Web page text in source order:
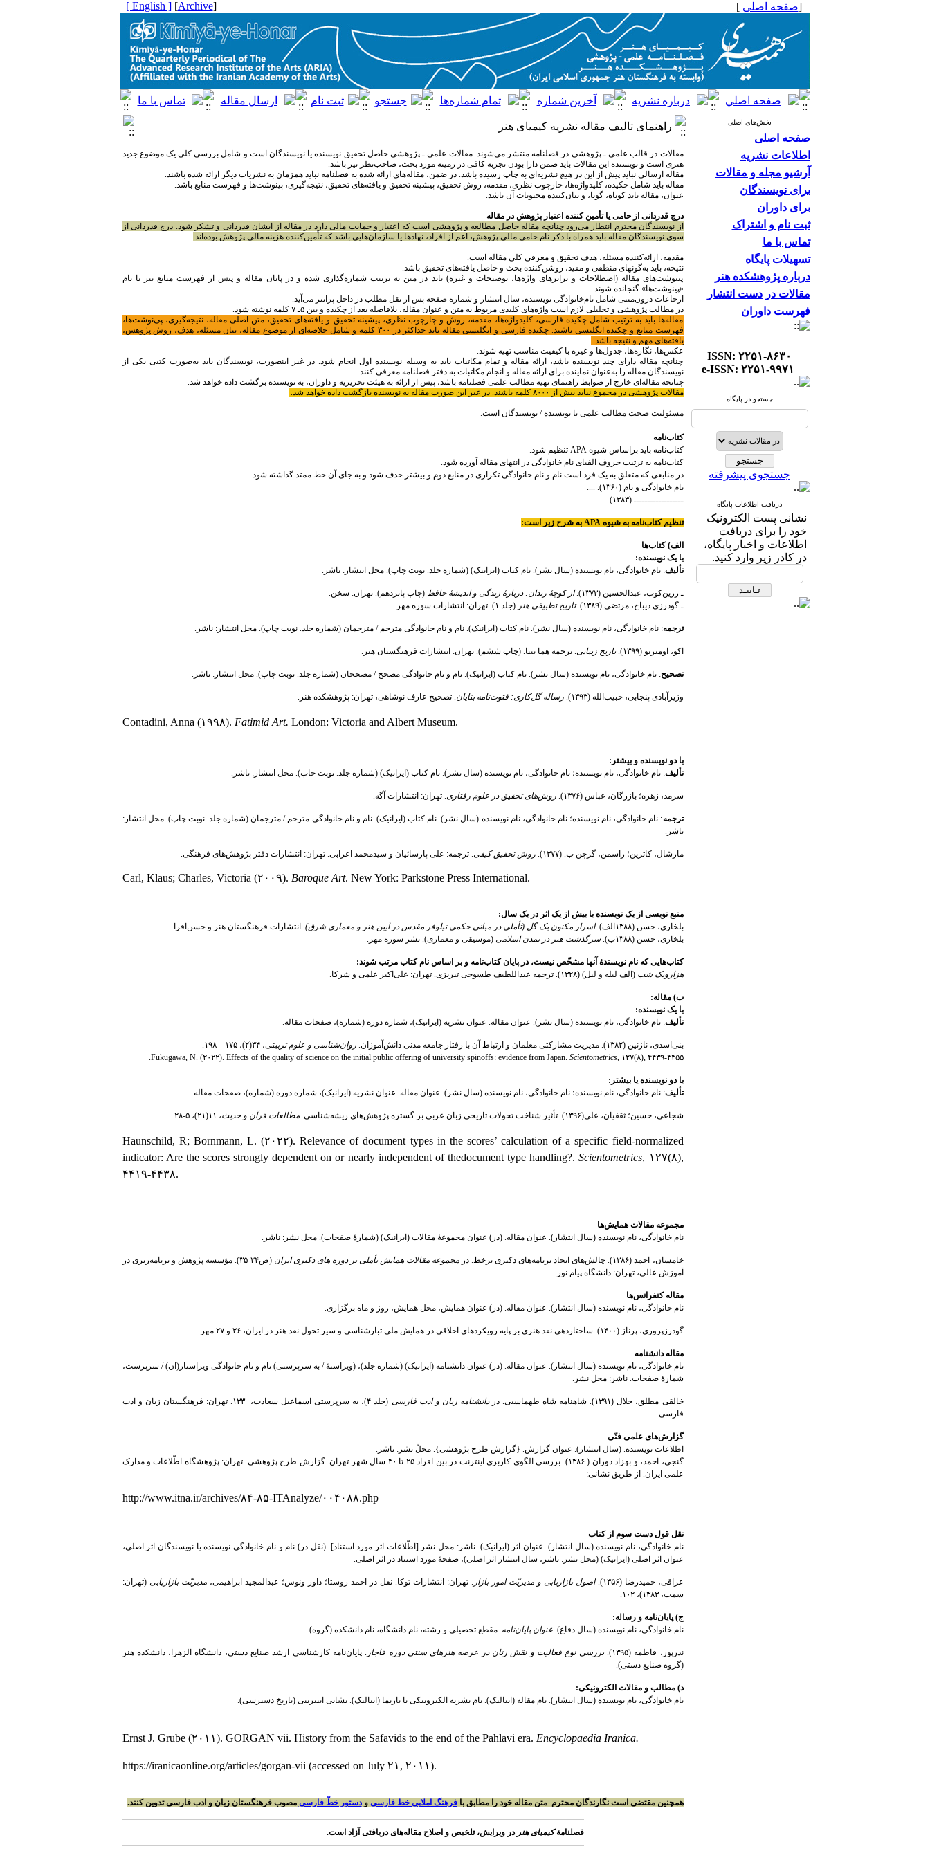
[صفحه اصلی ]
[
Archive
]
[ English ]
بخش‌های اصلی
صفحه اصلی
اطلاعات نشریه
آرشیو مجله و مقالات
برای نویسندگان
برای داوران
ثبت نام و اشتراک
تماس با ما
تسهیلات پایگاه
درباره پژوهشکده هنر
مقالات در دست انتشار
فهرست داوران
ISSN: ۲۲۵۱-۸۶۳۰
e-ISSN: ۲۲۵۱-۹۹۷۱
جستجو در پایگاه
جستجوی پیشرفته
دریافت اطلاعات پایگاه
نشانی پست الکترونیک
خود را برای دریافت
اطلاعات و اخبار پایگاه،
در کادر زیر وارد کنید.
راهنمای تالیف مقاله نشریه کیمیای هنر
مقالات در قالب علمی ـ پژوهشی در فصلنامه منتشر می‌شوند. مقالات علمی ـ پژوهشی حاصل تحقیق نویسنده یا نویسندگان است و شامل بررسی کلی یک موضوع جدید
هنری است و نویسنده این مقالات باید ضمن دارا بودن تجربه کافی در زمینه مورد بحث، صاحب‌نظر نیز باشد.
مقاله ارسالی نباید پیش از این در هیچ نشریه‌ای به چاپ رسیده باشد. در ضمن، مقاله‌های ارائه شده به فصلنامه نباید همزمان به نشریات دیگر ارائه شده باشند.
مقاله باید شامل چکیده، کلیدواژه‌ها، چارچوب نظری، مقدمه، روش تحقیق، پیشینه تحقیق و یافته‌های تحقیق، نتیجه‌گیری، پینوشت‌ها و فهرست منابع باشد.
عنوان، مقاله باید کوتاه، گویا، و بیان‌کننده محتویات آن باشد.
درج قدردانی از حامی یا تأمین کننده اعتبار پژوهش در مقاله
از نویسندگان محترم انتظار می‌رود چنانچه مقاله حاصل مطالعه و پژوهشی است که اعتبار و حمایت مالی دارد در مقاله از ایشان قدردانی و تشکر شود. درج قدردانی از
سوی نویسندگان مقاله باید همراه با ذکر نام حامی مالی پژوهش، اعم از افراد، نهادها یا سازمان‌هایی باشد که تأمین‌کننده هزینه مالی پژوهش بوده‌اند.
مقدمه، ارائه‌کننده مسئله، هدف تحقیق و معرفی کلی مقاله است.
نتیجه، باید به‌گونهای منطقی و مفید، روشن‌کننده بحث و حاصل یافته‌های تحقیق باشد.
پینوشت‌های مقاله (اصطلاحات و برابرهای واژه‌ها، توضیحات و غیره) باید در متن به ترتیب شماره‌گذاری شده و در پایان مقاله و پیش از فهرست منابع نیز با نام
«پینوشت‌ها» گنجانده شوند.
ارجاعات درون‌متنی شامل نام‌خانوادگی نویسنده، سال انتشار و شماره صفحه پس از نقل مطلب در داخل پرانتز می‌آید.
در مطالب پژوهشی و تحلیلی لازم است واژه‌های کلیدی مربوط به متن و عنوان مقاله، بلافاصله بعد از چکیده و بین ۵ـ ۷ کلمه نوشته شود.
مقاله‌ها باید به ترتیب شامل چکیده فارسی، کلیدواژه‌ها، مقدمه، روش و چارچوب نظری، پیشینه تحقیق و یافته‌های تحقیق، متن اصلی مقاله، نتیجه‌گیری، پی‌نوشت‌ها،
فهرست منابع و چکیده انگلیسی باشند. چکیده فارسی و انگلیسی مقاله باید حداکثر در ۳۰۰ کلمه و شامل خلاصه‌ای از موضوع مقاله، بیان مسئله، هدف، روش پژوهش،
یافته‌های مهم و نتیجه باشد.
عکس‌ها، نگاره‌ها، جدول‌ها و غیره با کیفیت مناسب تهیه شوند.
چنانچه مقاله دارای چند نویسنده باشد، ارائه مقاله و تمام مکاتبات باید به وسیله نویسنده اول انجام شود. در غیر اینصورت، نویسندگان باید به‌صورت کتبی یکی از
نویسندگان مقاله را به‌عنوان نماینده برای ارائه مقاله و انجام مکاتبات به دفتر فصلنامه معرفی کنند.
چنانچه مقاله‌ای خارج از ضوابط راهنمای تهیه مطالب علمی فصلنامه باشد، پیش از ارائه به هیئت تحریریه و داوران، به نویسنده برگشت داده خواهد شد.
مقالات پژوهشی در مجموع نباید بیش از ۸۰۰۰ کلمه باشند. در غیر این صورت مقاله به نویسنده بازگشت داده خواهد شد.
مسئولیت صحت مطالب علمی با نویسنده / نویسندگان است.
کتاب‌نامه
کتاب‌نامه باید براساس شیوه APA تنظیم شود.
کتاب‌نامه به ترتیب حروف الفبای نام خانوادگی در انتهای مقاله آورده شود.
در منابعی که متعلق به یک فرد است نام و نام خانوادگی تکراری در منابع دوم و بیشتر حذف شود و به جای آن خط ممتد گذاشته شود.
نام خانوادگی و نام (۱۳۶۰). ....
ــــــــــــــــــ (۱۳۸۳). ....
تنظیم کتاب‌نامه به شیوه APA به شرح زیر است:
الف) کتاب‌‌ها
با یک نویسنده:
تألیف: نام خانوادگی، نام نویسنده (سال نشر). نام کتاب (ایرانیک) (شماره جلد. نوبت چاپ). محل انتشار: ناشر.
ـ زرین‌کوب، عبدالحسین (۱۳۷۳). از کوچۀ رندان: دربارۀ زندگی و اندیشۀ حافظ(چاپ پانزدهم). تهران: سخن.
ـ گودرزی دیباج، مرتضی (۱۳۸۹).
تاریخ تطبیقی هنر(جلد ۱). تهران: انتشارات سوره مهر.
ترجمه: نام خانوادگی، نام نویسنده (سال نشر). نام کتاب (ایرانیک). نام و نام خانوادگی مترجم / مترجمان (شماره جلد. نوبت چاپ). محل انتشار: ناشر.
اکو، اومبرتو (۱۳۹۹). تاریخ زیبایی. ترجمه هما بینا. (چاپ ششم). تهران: انتشارات فرهنگستان هنر.
تصحیح: نام خانوادگی، نام نویسنده (سال نشر). نام کتاب (ایرانیک). نام و نام خانوادگی مصحح / مصححان (شماره جلد. نوبت چاپ). محل انتشار: ناشر.
وزیرآبادی پنجابی، حبیب‌الله (۱۳۹۳). رساله گل‌کاری: فتوت‌نامه بنایان. تصحیح عارف نوشاهی، تهران: پژوهشکده هنر.
Contadini, Anna (۱۹۹۸). Fatimid Art. London: Victoria and Albert Museum.
با دو نویسنده و بیشتر:
تألیف: نام خانوادگی، نام نویسنده؛ نام خانوادگی، نام نویسنده (سال نشر). نام کتاب (ایرانیک) (شماره جلد. نوبت چاپ). محل انتشار: ناشر.
سرمد، زهره؛ بازرگان، عباس (۱۳۷۶). روش‌های تحقیق در علوم رفتاری. تهران: انتشارات آگه.
ترجمه: نام خانوادگی، نام نویسنده؛ نام خانوادگی، نام نویسنده (سال نشر). نام کتاب (ایرانیک). نام و نام خانوادگی مترجم / مترجمان (شماره جلد. نوبت چاپ). محل انتشار:
ناشر.
مارشال، کاترین؛ راسمن، گرچن ب. (۱۳۷۷). روش تحقیق کیفی. ترجمه: علی پارسائیان و سیدمحمد اعرابی. تهران: انتشارات دفتر پژوهش‌های فرهنگی.
Carl, Klaus; Charles, Victoria (۲۰۰۹). Baroque Art. New York: Parkstone Press International.
منبع نویسی از یک نویسنده با بیش از یک اثر در یک سال:
بلخاری، حسن (۱۳۸۸الف).
اسرار مکنون یک گل (تأملی در مبانی حکمی نیلوفر مقدس در آیین هنر و معماری شرق). انتشارات فرهنگستان هنر و حسن‌افرا.
بلخاری، حسن (۱۳۸۸ب).
سرگذشت هنر در تمدن اسلامی (موسیقی و معماری). نشر سوره مهر.
کتاب‌‌هایی که نام نویسندۀ آنها مشخّص نیست، در پایان کتاب‌نامه و بر اساس نام کتاب مرتب شوند:
هزارویک شب(الف لیله و لیل) (۱۳۲۸). ترجمه عبداللطیف طسوجی تبریزی. تهران: علی‌‌اکبر علمی و شرکا.
ب) مقاله:
با یک نویسنده:
تألیف: نام خانوادگی، نام نویسنده (سال نشر). عنوان مقاله. عنوان نشریه (ایرانیک)، شماره دوره (شماره)، صفحات مقاله.
بنی‌اسدی، نازنین (۱۳۸۲). مدیریت مشارکتی معلمان و ارتباط آن با رفتار جامعه مدنی دانش‌آموزان. روان‌شناسی و علوم تربیتی، ۳۴(۲)، ۱۷۵ – ۱۹۸.
Fukugawa, N. (۲۰۲۲). Effects of the quality of science on the initial public offering of university spinoffs: evidence from Japan. Scientometrics, ۱۲۷(۸), ۴۴۳۹-۴۴۵۵.
با دو نویسنده یا بیشتر:
تألیف: نام خانوادگی، نام نویسنده؛ نام خانوادگی، نام نویسنده (سال نشر). عنوان مقاله. عنوان نشریه (ایرانیک)، شماره دوره (شماره)، صفحات مقاله.
شجاعی، حسین؛ ثقفیان، علی(۱۳۹۶). تأثیر شناخت تحولات تاریخی زبان عربی بر گستره پژوهش‌های ریشه‌شناسی. مطالعات قرآن و حدیث، ۱۱(۲۱)، ۵-۲۸.
Haunschild, R; Bornmann, L. (۲۰۲۲). Relevance of document types in the scores’ calculation of a specific field-normalized
indicator: Are the scores strongly dependent on or nearly independent of thedocument type handling?.Scientometrics, ۱۲۷(۸),
۴۴۱۹-۴۴۳۸.
مجموعه مقالات همایش‌ها
نام خانوادگی، نام نویسنده (سال انتشار). عنوان مقاله. (در) عنوان مجموعۀ مقالات (ایرانیک) (شمارۀ صفحات). محل نشر: ناشر.
خامسان، احمد (۱۳۸۶). چالش‌های ایجاد برنامه‌های دکتری برخط. در مجموعه مقالات همایش تأملی بر دوره های دکتری ایران
(ص۲۴-۳۵). مؤسسه پژوهش و برنامه‌ریزی در
آموزش عالی، تهران: دانشگاه پیام نور.
مقاله کنفرانس‌ها
نام خانوادگی، نام نویسنده (سال انتشار). عنوان مقاله. (در) عنوان همایش، محل همایش، روز و ماه برگزاری.
گودرزپروری، پرناز (۱۴۰۰). ساختاردهی نقد هنری بر پایه رویکردهای اخلاقی در همایش ملی تبارشناسی و سیر تحول نقد هنر در ایران، ۲۶ و ۲۷ مهر.
مقاله دانشنامه
نام‌ خانوادگی، نام نویسنده (سال انتشار). عنوان مقاله. (در) عنوان دانشنامه (ایرانیک) (شماره جلد)، (ویراستۀ / به سرپرستی) نام و نام خانوادگی ویراستار(ان) / سرپرست،
شمارۀ صفحات. ناشر: محل نشر.
خالقی مطلق، جلال (۱۳۹۱). شاهنامه شاه طهماسبی. در دانشنامه زبان و ادب فارسی
(جلد ۴)، به سرپرستی اسماعیل سعادت، ۱۳۳. تهران: فرهنگستان زبان و ادب
فارسی.
گزارش‌های علمی فنّی
اطلاعات نویسنده. (سال انتشار). عنوان گزارش. {گزارش طرح پژوهشی}. محلّ نشر: ناشر.
گنجی، احمد، و بهزاد دوران ( ۱۳۸۶). بررسی الگوی کاربری اینترنت در بین افراد ۲۵ تا ۴۰ سال شهر تهران. گزارش طرح پژوهشی. تهران: پژوهشگاه اطّلاعات و مدارک
علمی ایران. از طریق نشانی:
http://www.itna.ir/archives/۸۴-۸۵-ITAnalyze/۰۰۴۰۸۸.php
نقل قول دست سوم از کتاب
نام خانوادگی، نام نویسنده (سال انتشار). عنوان اثر (ایرانیک). ناشر: محل نشر [اطّلاعات اثر مورد استناد]. (نقل در) نام و نام خانوادگی نویسنده یا نویسندگان اثر اصلی،
عنوان اثر اصلی (ایرانیک) (محل نشر: ناشر، سال انتشار اثر اصلی)، صفحۀ مورد استناد در اثر اصلی.
عراقی، حمیدرضا (۱۳۵۶). اصول بازاریابی و مدیریّت امور بازار . تهران: انتشارات توکا. نقل در احمد روستا؛ داور ونوس؛ عبدالمجید ابراهیمی،مدیریّت بازاریابی (تهران:
سمت، ۱۳۸۳)، ۱۰۲.
ج) پایان‌نامه و رساله:
نام خانوادگی، نام نویسنده (سال دفاع).عنوان پایان‌نامه. مقطع تحصیلی و رشته، نام دانشگاه، نام دانشکده (گروه).
ندرپور، فاطمه (۱۳۹۵). بررسی نوع فعالیت و نقش زنان در عرصه هنرهای سنتی دوره قاجار . پایان‌نامه کارشناسی ارشد صنایع دستی، دانشگاه الزهرا، دانشکده هنر
(گروه صنایع دستی).
د) مطالب و مقالات الکترونیکی:
نام خانوادگی، نام نویسنده (سال انتشار). نام مقاله (ایتالیک). نام نشریه الکترونیکی یا تارنما (ایتالیک). نشانی اینترنتی (تاریخ دسترسی).
Ernst J. Grube (۲۰۱۱). GORGĀN vii. History from the Safavids to the end of the Pahlavi era. Encyclopaedia Iranica.
https://iranicaonline.org/articles/gorgan-vii (accessed on July ۲۱, ۲۰۱۱).
همچنین مقتضی است نگارندگان محترم متن مقاله خود را مطابق بافرهنگ املایی خط فارسی ودستور خطّ فارسی مصوب فرهنگستان زبان و ادب فارسی تدوین کنند.
فصلنامهٔکیمیای هنر در ویرایش، تلخیص و اصلاح مقاله‌های دریافتی آزاد است.